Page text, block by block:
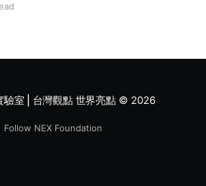
諮商，其中原因，也許和「過度補
驗室 | 台灣觀點 世界亮點© 2026
Follow NEX Foundation